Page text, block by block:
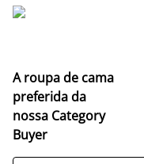
A roupa de cama
preferida da
nossa Category
Buyer